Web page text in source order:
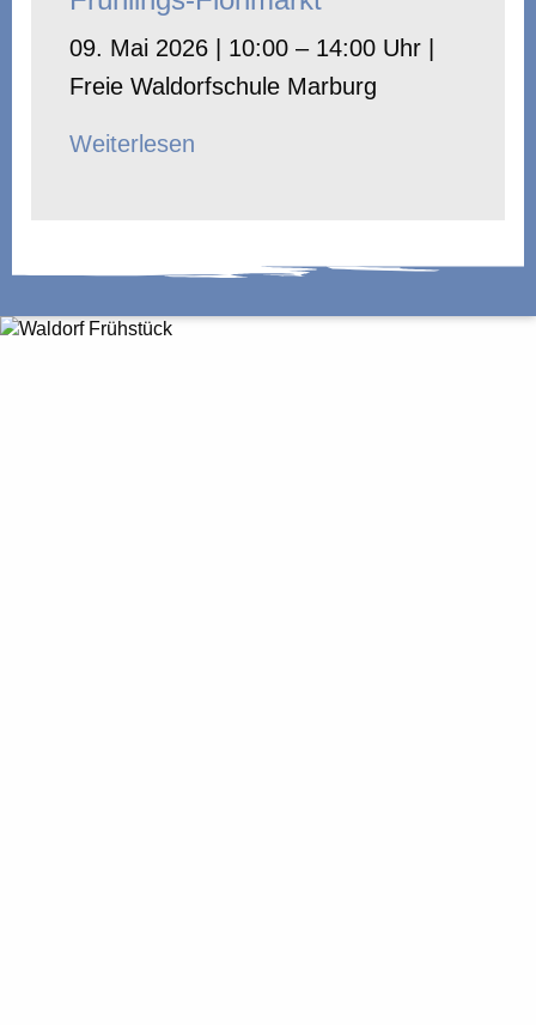
09. Mai 2026 | 10:00 – 14:00 Uhr |
Freie Waldorfschule Marburg
Weiterlesen